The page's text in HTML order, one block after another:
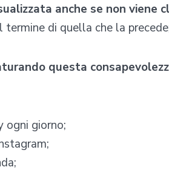
anche se non viene
di quella che la
questa
ogni giorno;